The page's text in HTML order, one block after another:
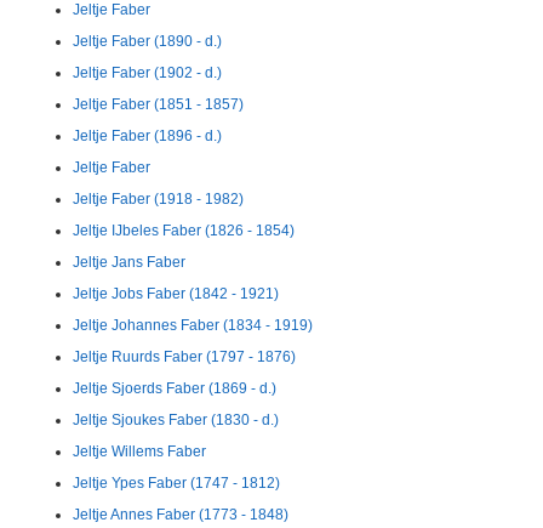
Jeltje Faber
Jeltje Faber (1890 - d.)
Jeltje Faber (1902 - d.)
Jeltje Faber (1851 - 1857)
Jeltje Faber (1896 - d.)
Jeltje Faber
Jeltje Faber (1918 - 1982)
Jeltje IJbeles Faber (1826 - 1854)
Jeltje Jans Faber
Jeltje Jobs Faber (1842 - 1921)
Jeltje Johannes Faber (1834 - 1919)
Jeltje Ruurds Faber (1797 - 1876)
Jeltje Sjoerds Faber (1869 - d.)
Jeltje Sjoukes Faber (1830 - d.)
Jeltje Willems Faber
Jeltje Ypes Faber (1747 - 1812)
Jeltje Annes Faber (1773 - 1848)